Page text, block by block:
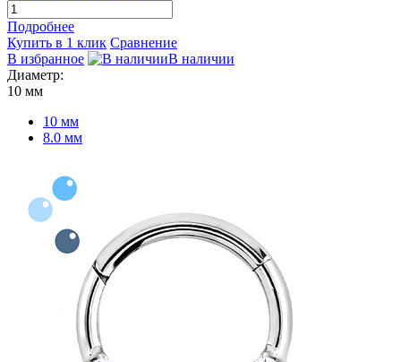
Подробнее
Купить в 1 клик Сравнение
В избранное
В наличии
Диаметр:
10 мм
10 мм
8.0 мм